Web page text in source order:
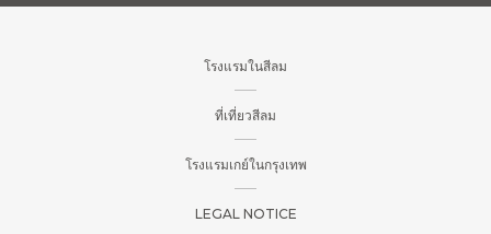
โรงแรมในสีลม
ที่เที่ยวสีลม
โรงแรมเกย์ในกรุงเทพ
LEGAL NOTICE